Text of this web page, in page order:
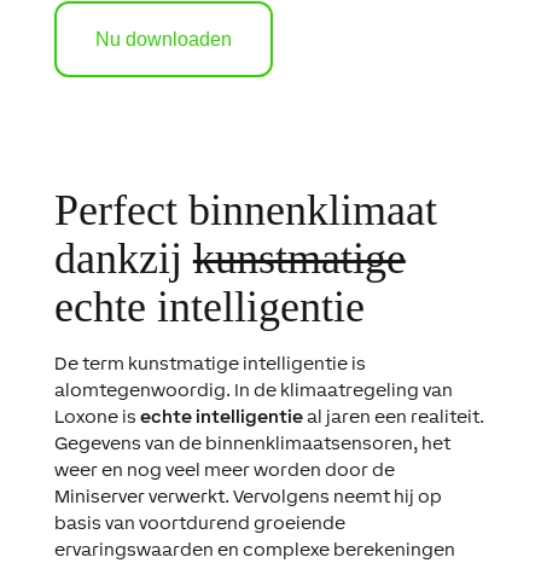
Nu downloaden
Perfect binnenklimaat
dankzijkunstmatige
echte intelligentie
De term kunstmatige intelligentie is
alomtegenwoordig. In de klimaatregeling van
Loxoneis echte intelligentieal jaren een realiteit.
Gegevens van de binnenklimaatsensoren, het
weer en nog veel meer worden door de
Miniserver verwerkt. Vervolgens neemt hij op
basis van voortdurend groeiende
ervaringswaarden en complexe berekeningen